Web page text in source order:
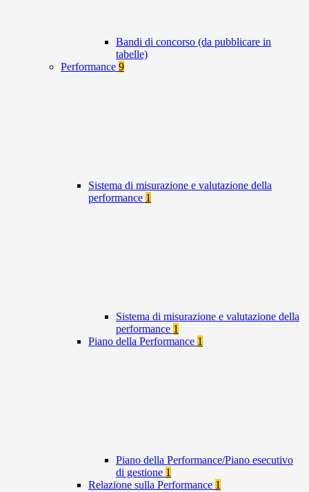
Bandi di concorso (da pubblicare in
tabelle)
Performance 9
Sistema di misurazione e valutazione della
performance 1
Sistema di misurazione e valutazione della
performance 1
Piano della Performance 1
Piano della Performance/Piano esecutivo
di gestione 1
Relazione sulla Performance 1